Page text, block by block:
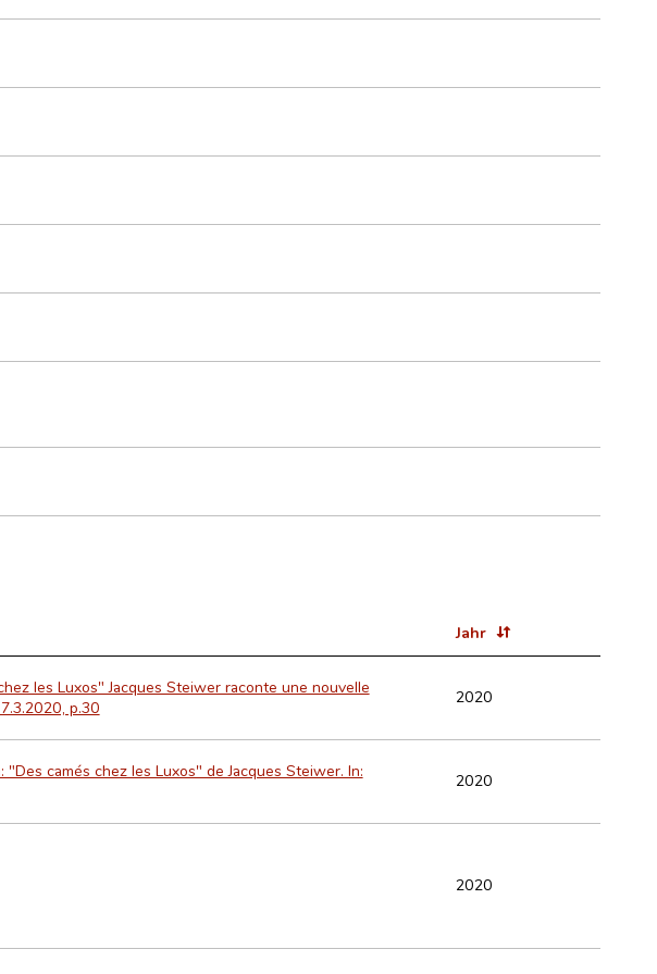
Jahr
les Luxos" Jacques Steiwer raconte une nouvelle
p.30
2020
camés chez les Luxos" de Jacques Steiwer. In:
2020
2020